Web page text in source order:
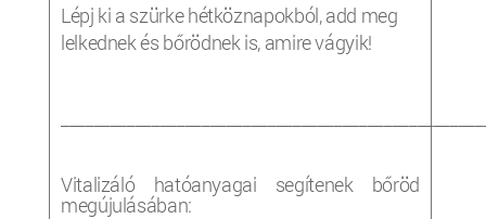
Lépj ki a szürke hétköznapokból, add meg
lelkednek és bőrödnek is, amire vágyik!
Vitalizáló hatóanyagai segítenek bőröd
megújulásában: